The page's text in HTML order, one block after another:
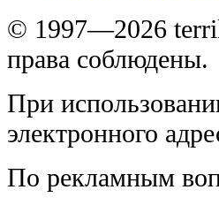
© 1997—2026
права соблюдены.
При
электронного
По рекламным